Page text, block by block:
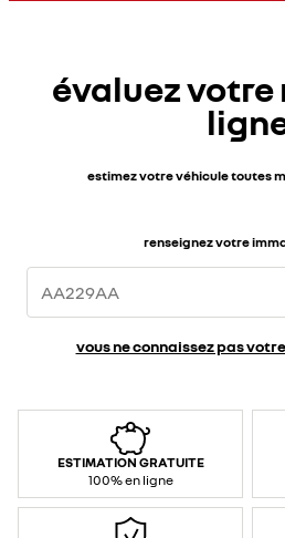
évaluez votre
estimez votre véhicule toutes
renseignez votre
vous ne connaissez pas
ESTIMATION GRATUITE
100% en ligne